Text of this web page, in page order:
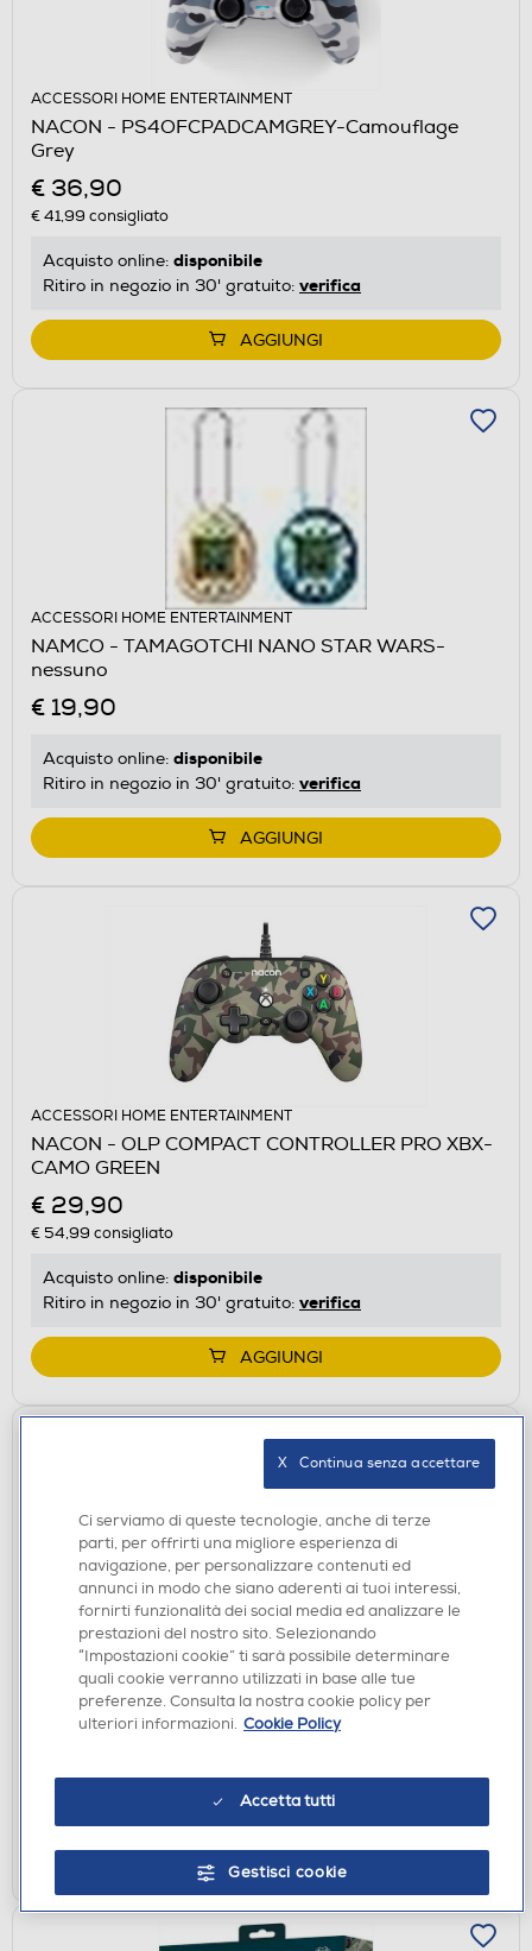
ACCESSORI HOME ENTERTAINMENT
NACON - PS4OFCPADCAMGREY-Camouflage
Grey
€ 36,90
€ 41,99 consigliato
Acquisto online: disponibile
Ritiro in negozio in 30' gratuito: verifica
AGGIUNGI
ACCESSORI HOME ENTERTAINMENT
NAMCO - TAMAGOTCHI NANO STAR WARS-
nessuno
€ 19,90
Acquisto online: disponibile
Ritiro in negozio in 30' gratuito: verifica
AGGIUNGI
ACCESSORI HOME ENTERTAINMENT
NACON - OLP COMPACT CONTROLLER PRO XBX-
CAMO GREEN
€ 29,90
€ 54,99 consigliato
Acquisto online: disponibile
Ritiro in negozio in 30' gratuito: verifica
AGGIUNGI
SEDIE GAMING
NACON - Sedia gaming TESSUTO, RECLINABILE
180°-Grigio
€ 299,00
Acquisto online:disponibile
Ritiro in negozio in 30' gratuito:verifica
AGGIUNGI
Ci serviamo di queste tecnologie, anche di terze
parti, per offrirti una migliore esperienza di
navigazione, per personalizzare contenuti ed
annunci in modo che siano aderenti ai tuoi interessi,
fornirti funzionalità dei social media ed analizzare le
prestazioni del nostro sito. Selezionando
“Impostazioni cookie” ti sarà possibile determinare
quali cookie verranno utilizzati in base alle tue
preferenze. Consulta la nostra cookie policy per
ulteriori informazioni. Cookie Policy
Accetta tutti
Gestisci cookie
X   Continua senza accettare